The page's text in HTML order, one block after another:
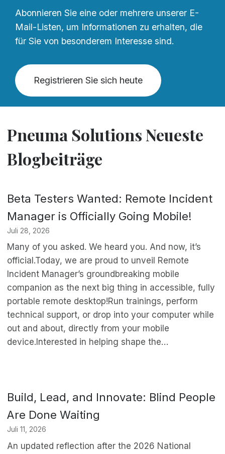
Abonnieren Sie eine oder mehrere unserer E-
Mail-Listen, um Informationen zu erhalten, die
für Sie von besonderem Interesse sind.
Registrieren Sie sich heute
Pneuma Solutions Neueste
Blogbeiträge
Beta Testers Wanted: Remote Incident
Manager is Officially Going Mobile!
Juli 28, 2026
Many of you asked. We heard you. And now, it’s
official.Today, we are proud to unveil Remote
Incident Manager’s groundbreaking mobile
companion as the next big thing in accessible, fully
portable remote desktop!Run trainings, perform
technical support, or drop into your computer while
out and about, directly from your mobile
device.Interested in helping shape the…
Build, Lead, and Innovate: Blind People
Are Done Waiting
Juli 11, 2026
An updated reflection after the 2026 National